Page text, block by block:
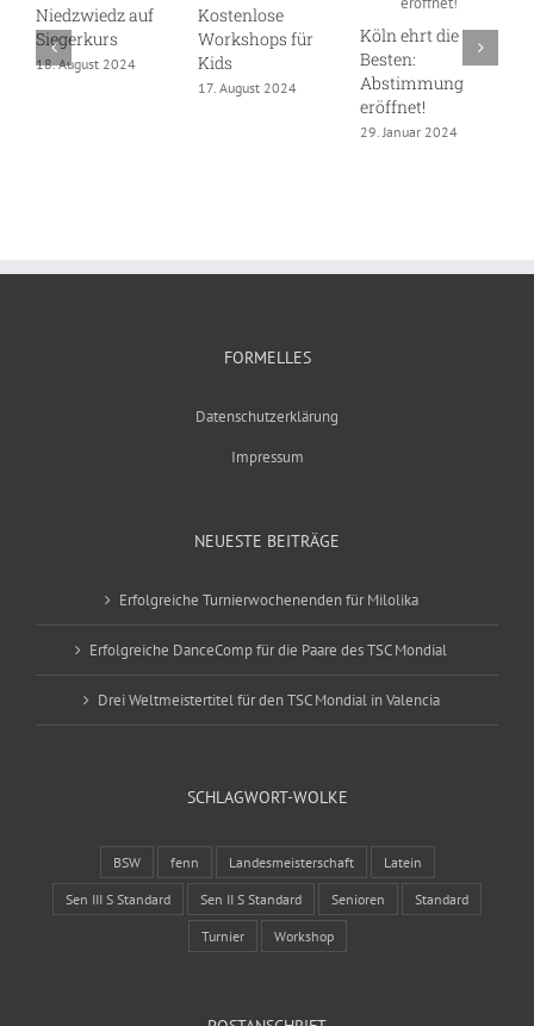
Niedzwiedz auf
Siegerkurs
18. August 2024
Kostenlose
Workshops für
Kids
17. August 2024
Köln ehrt die
Besten:
Abstimmung
eröffnet!
29. Januar 2024
FORMELLES
Datenschutzerklärung
Impressum
NEUESTE BEITRÄGE
Erfolgreiche Turnierwochenenden für Milolika
Erfolgreiche DanceComp für die Paare des TSC Mondial
Drei Weltmeistertitel für den TSC Mondial in Valencia
SCHLAGWORT-WOLKE
BSW fenn Landesmeisterschaft Latein
Sen III S Standard Sen II S Standard Senioren Standard
Turnier Workshop